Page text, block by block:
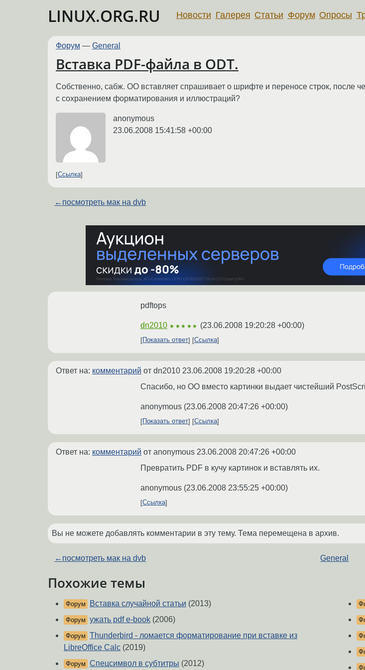
LINUX.ORG.RU Новости Галерея Статьи Форум Опросы
Форум — General
Вставка PDF-файла в ODT.
Собственно, сабж. OO вставляет спрашивает о шрифте и переносе строк, после
с сохранением форматирования и иллюстраций?
anonymous
23.06.2008 15:41:58 +00:00
Ссылка
← посмотреть мак на dvb
pdftops
dn2010 ★★★★★ (23.06.2008 19:20:28 +00:00)
Показать ответ Ссылка
Ответ на: комментарий от dn2010 23.06.2008 19:20:28 +00:00
Спасибо, но ОО вместо картинки выдает чистейший
anonymous (23.06.2008 20:47:26 +00:00)
Показать ответ Ссылка
Ответ на: комментарий от anonymous 23.06.2008 20:47:26 +00:00
Превратить PDF в кучу картинок и вставлять их.
anonymous (23.06.2008 23:55:25 +00:00)
Ссылка
Вы не можете добавлять комментарии в эту тему. Тема перемещена в архив.
← посмотреть мак на dvb General
Похожие темы
Форум Вставка случайной статьи (2013)
Форум ужать pdf e-book (2006)
Форум Thunderbird - ломается форматирование при вставке из
LibreOffice Calc (2019)
Форум Спецсимвол в субтитры (2012)